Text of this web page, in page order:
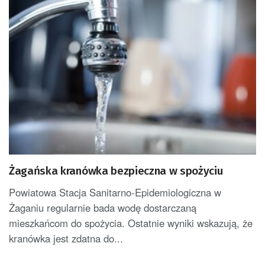
Żagańska kranówka bezpieczna w spożyciu
Powiatowa Stacja Sanitarno-Epidemiologiczna w
Żaganiu regularnie bada wodę dostarczaną
mieszkańcom do spożycia. Ostatnie wyniki wskazują, że
kranówka jest zdatna do...